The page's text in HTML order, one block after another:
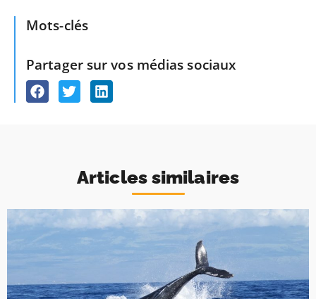
Mots-clés
Partager sur vos médias sociaux
Articles similaires